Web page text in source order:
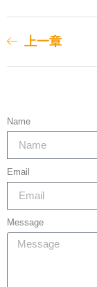
上一章
Name
Email
Message